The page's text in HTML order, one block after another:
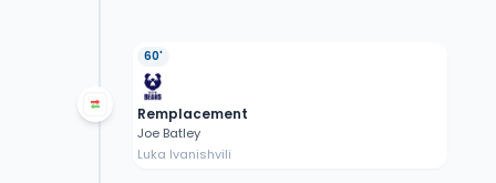
60'
Remplacement
Joe Batley
Luka Ivanishvili